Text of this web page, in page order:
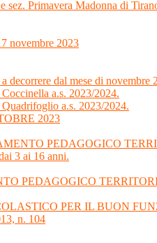
sez. Primavera Madonna di
novembre 2023
decorrere dal mese di novembre
a.s. 2023/2024.
a.s. 2023/2024.
2023
PEDAGOGICO
3 ai 16 anni.
PEDAGOGICO
PER IL BUON
n. 104